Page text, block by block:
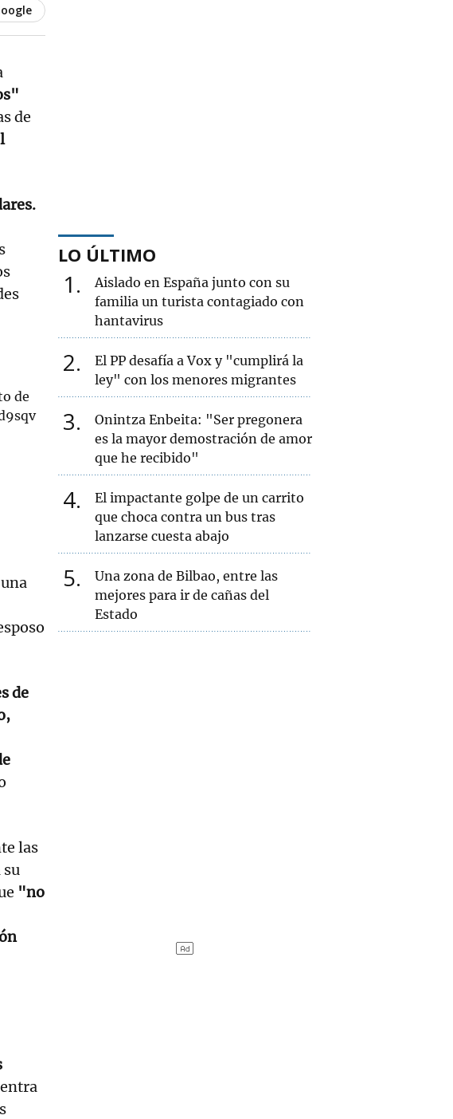
de
de
de
las
su
"no
LO ÚLTIMO
1
Aislado en España junto con su
familia un turista contagiado con
hantavirus
2
El PP desafía a Vox y "cumplirá la
ley" con los menores migrantes
3
Onintza Enbeita: "Ser pregonera
es la mayor demostración de amor
que he recibido"
4
El impactante golpe de un carrito
que choca contra un bus tras
lanzarse cuesta abajo
5
Una zona de Bilbao, entre las
mejores para ir de cañas del
Estado